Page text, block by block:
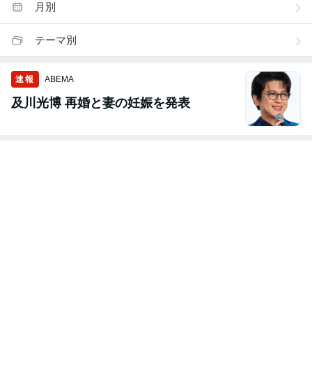
月別
テーマ別
速報 ABEMA
及川光博 再婚と妻の妊娠を発表